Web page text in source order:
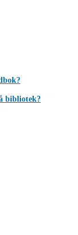
bibliotek?